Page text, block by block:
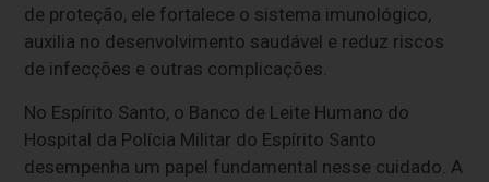
de proteção, ele fortalece o sistema imunológico,
auxilia no desenvolvimento saudável e reduz riscos
de infecções e outras complicações.
No Espírito Santo, o Banco de Leite Humano do
Hospital da Polícia Militar do Espírito Santo
desempenha um papel fundamental nesse cuidado. A